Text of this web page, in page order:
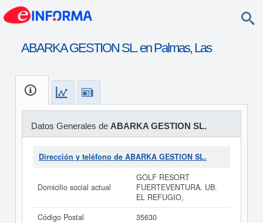
ABARKA GESTION SL. en Palmas, Las
Datos Generales de ABARKA GESTION SL.
Dirección y teléfono de ABARKA GESTION SL.
Domicilio social actual
GOLF RESORT
FUERTEVENTURA. UB.
EL REFUGIO,
Código Postal
35630